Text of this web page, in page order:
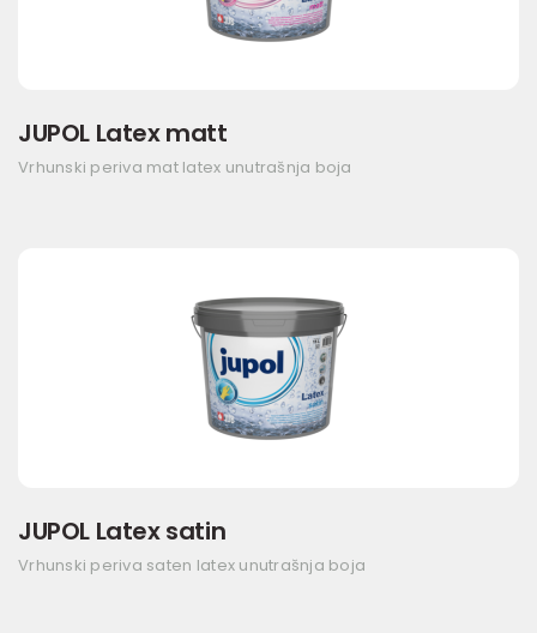
JUPOL Latex matt
Vrhunski periva mat latex unutrašnja boja
JUPOL Latex satin
Vrhunski periva saten latex unutrašnja boja